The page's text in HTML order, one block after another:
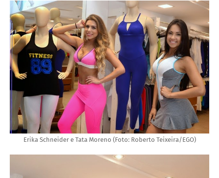
Erika Schneider e Tata Moreno (Foto: Roberto Teixeira/EGO)